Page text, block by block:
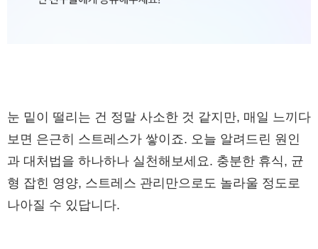
눈 밑이 떨리는 건 정말 사소한 것 같지만, 매일 느끼다
보면 은근히 스트레스가 쌓이죠. 오늘 알려드린 원인
과 대처법을 하나하나 실천해보세요. 충분한 휴식, 균
형 잡힌 영양, 스트레스 관리만으로도 놀라울 정도로
나아질 수 있답니다.